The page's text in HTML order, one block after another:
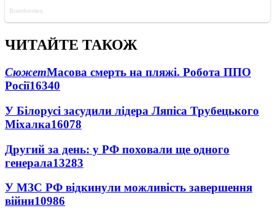
ЧИТАЙТЕ ТАКОЖ
СюжетМасова смерть на пляжі. Робота ППО
Росії16340
У Білорусі засудили лідера Ляпіса Трубецького
Міхалка16078
Другий за день: у РФ поховали ще одного
генерала13283
У МЗС РФ відкинули можливість завершення
війни10986